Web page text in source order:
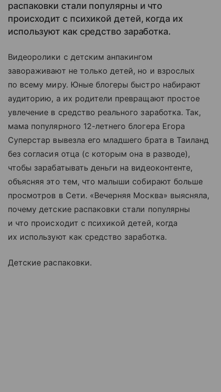
распаковки стали популярны и что
происходит с психикой детей, когда их
используют как средство заработка.
Видеоролики с детским анпакингом
завораживают не только детей, но и взрослых
по всему миру. Юные блогеры быстро набирают
аудиторию, а их родители превращают простое
увлечение в средство реального заработка. Так,
мама популярного 12-летнего блогера Егора
Суперстар вывезла его младшего брата в Таиланд
без согласия отца (с которым она в разводе),
чтобы зарабатывать деньги на видеоконтенте,
объясняя это тем, что малыши собирают больше
просмотров в Сети. «Вечерняя Москва» выясняла,
почему детские распаковки стали популярны
и что происходит с психикой детей, когда
их используют как средство заработка.
Детские распаковки.